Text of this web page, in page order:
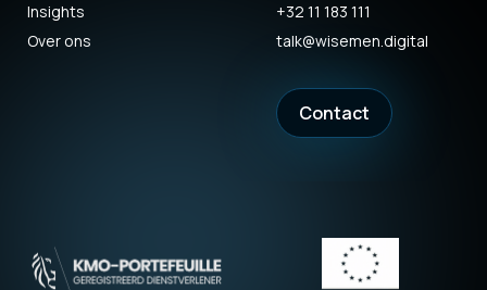
Insights
Over ons
+32 11 183 111
talk@wisemen.digital
Contact